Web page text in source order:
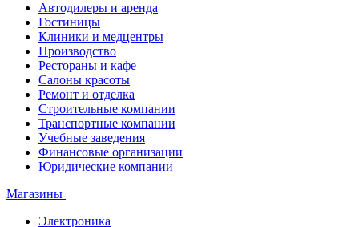
Автодилеры и аренда
Гостиницы
Клиники и медцентры
Производство
Рестораны и кафе
Салоны красоты
Ремонт и отделка
Строительные компании
Транспортные компании
Учебные заведения
Финансовые организации
Юридические компании
Магазины
Электроника